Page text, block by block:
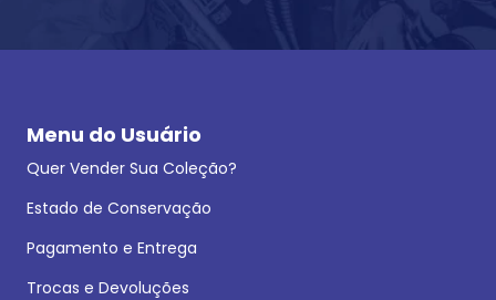
Menu do Usuário
Quer Vender Sua Coleção?
Estado de Conservação
Pagamento e Entrega
Trocas e Devoluções